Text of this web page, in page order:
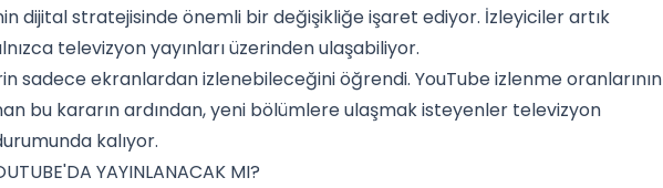
dijital stratejisinde önemli bir değişikliğe işaret ediyor. İzleyiciler artık
televizyon yayınları üzerinden ulaşabiliyor.
sadece ekranlardan izlenebileceğini öğrendi. YouTube izlenme oranlarının
bu kararın ardından, yeni bölümlere ulaşmak isteyenler televizyon
kalıyor.
YAYINLANACAK MI?